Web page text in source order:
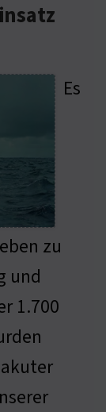
Es
zu
und
1.700